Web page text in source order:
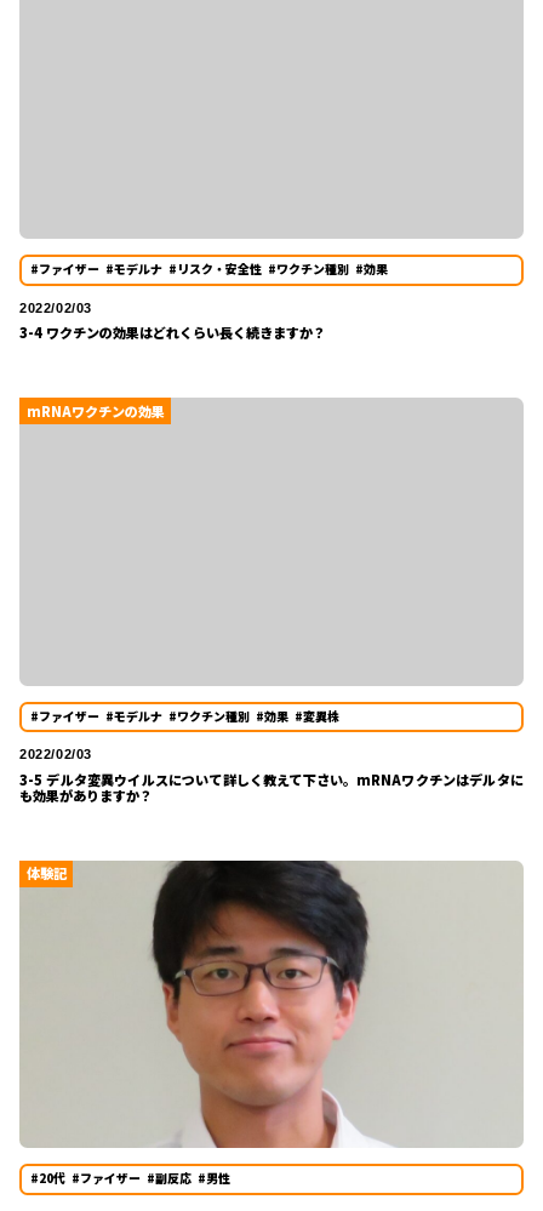
#ファイザー #モデルナ #リスク・安全性 #ワクチン種別 #効果
2022/02/03
3-4 ワクチンの効果はどれくらい長く続きますか？
mRNAワクチンの効果
#ファイザー #モデルナ #ワクチン種別 #効果 #変異株
2022/02/03
3-5 デルタ変異ウイルスについて詳しく教えて下さい。mRNAワクチンはデルタに
も効果がありますか？
体験記
#20代 #ファイザー #副反応 #男性